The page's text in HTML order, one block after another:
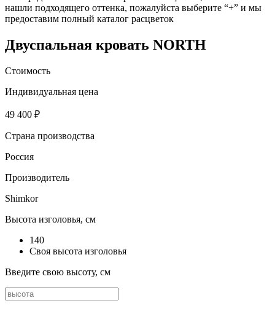
нашли подходящего оттенка, пожалуйста выберите “+” и мы
предоставим полный каталог расцветок
Двуспальная кровать NORTH
Стоимость
Индивидуальная цена
49 400 ₽
Страна производства
Россия
Производитель
Shimkor
Высота изголовья, см
140
Своя высота изголовья
Введите свою высоту, см